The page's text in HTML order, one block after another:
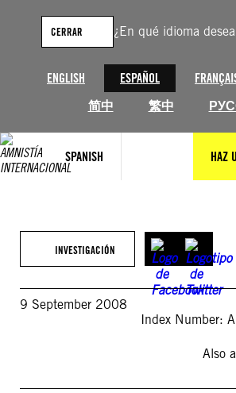
¿En qué idioma
ENGLISH ESPAÑOL
简中
繁中
CERRAR
SPANISH HAZ
contenido
INVESTIGACIÓN
9 September 2008
Index Number:
Also